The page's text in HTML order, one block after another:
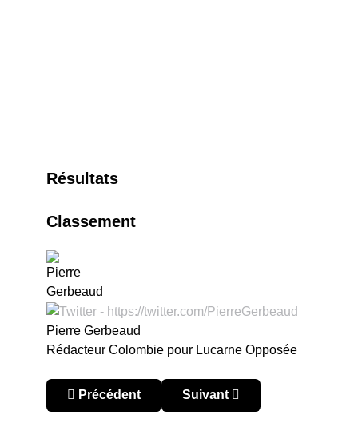
Résultats
Classement
Pierre Gerbeaud
Rédacteur Colombie pour Lucarne Opposée
Article précédent : Colombie – Finalización
Précédent Article suivant : Colombie –
Suivant